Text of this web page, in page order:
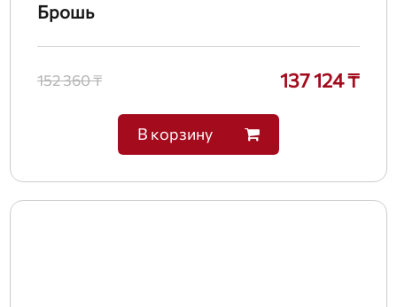
Брошь
152 360 ₸ 137 124 ₸
В корзину